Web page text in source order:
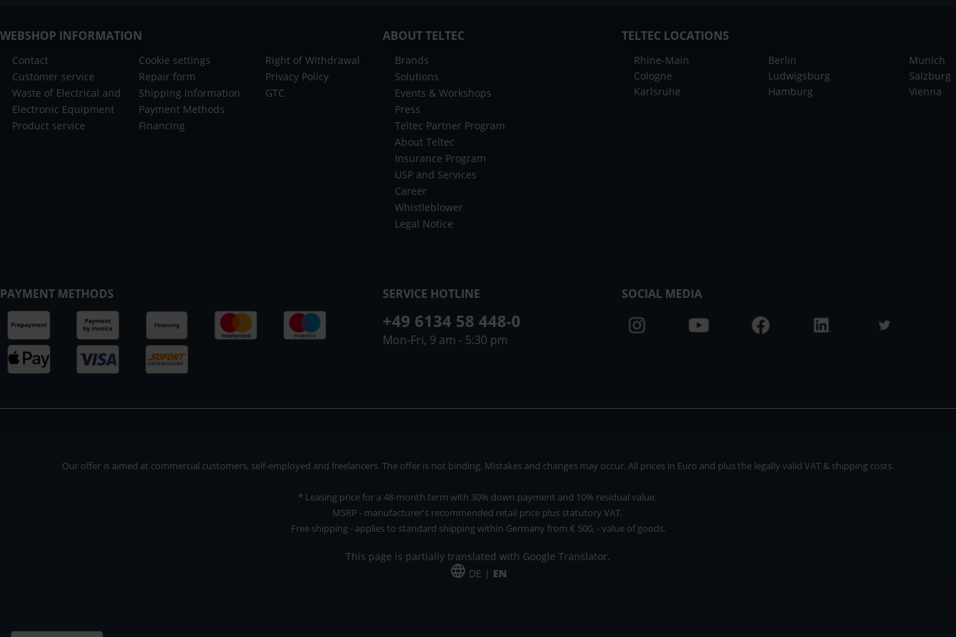
WEBSHOP INFORMATION
Contact
Customer service
Waste of Electrical and
Electronic Equipment
Product service
Cookie settings
Repair form
Shipping Information
Payment Methods
Financing
Right of Withdrawal
Privacy Policy
GTC
ABOUT TELTEC
Brands
Solutions
Events & Workshops
Press
Teltec Partner Program
About Teltec
Insurance Program
USP and Services
Career
Whistleblower
Legal Notice
TELTEC LOCATIONS
Rhine-Main
Cologne
Karlsruhe
Berlin
Ludwigsburg
Hamburg
Munich
Salzburg
Vienna
PAYMENT METHODS SERVICE HOTLINE
+49 6134 58 448-0
Mon-Fri, 9 am - 5:30 pm
SOCIAL MEDIA
Our offer is aimed at commercial customers, self-employed and freelancers. The offer is not binding. Mistakes and changes may occur. All prices in Euro and plus the legally valid VAT & shipping costs.
* Leasing price for a 48-month term with 30% down payment and 10% residual value.
MSRP - manufacturer's recommended retail price plus statutory VAT.
Free shipping - applies to standard shipping within Germany from € 500, - value of goods.
This page is partially translated with Google Translator.
DE | EN